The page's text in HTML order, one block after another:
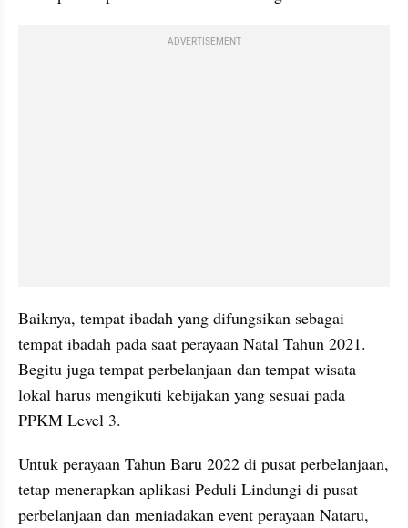
ADVERTISEMENT
Baiknya, tempat ibadah yang difungsikan sebagai
tempat ibadah pada saat perayaan Natal Tahun 2021.
Begitu juga tempat perbelanjaan dan tempat wisata
lokal harus mengikuti kebijakan yang sesuai pada
PPKM Level 3.
Untuk perayaan Tahun Baru 2022 di pusat perbelanjaan,
tetap menerapkan aplikasi Peduli Lindungi di pusat
perbelanjaan dan meniadakan event perayaan Nataru,